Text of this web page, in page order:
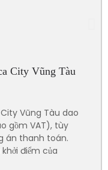
City Vũng Tàu
Vũng Tàu dao
gồm VAT), tùy
án thanh toán.
điểm của